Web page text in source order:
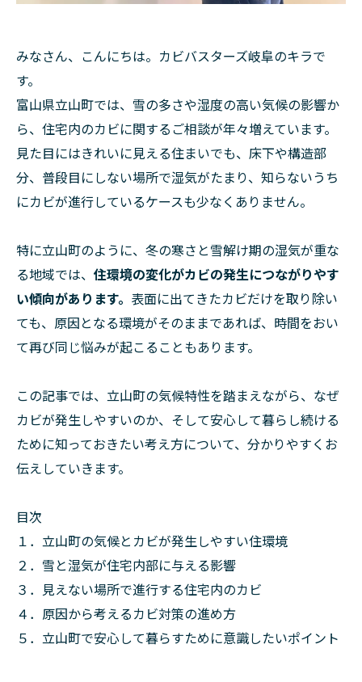
みなさん、こんにちは。カビバスターズ岐阜のキラで
す。
富山県立山町では、雪の多さや湿度の高い気候の影響か
ら、住宅内のカビに関するご相談が年々増えています。
見た目にはきれいに見える住まいでも、床下や構造部
分、普段目にしない場所で湿気がたまり、知らないうち
にカビが進行しているケースも少なくありません。
特に立山町のように、冬の寒さと雪解け期の湿気が重な
る地域では、 住環境の変化がカビの発生につながりやす
い傾向があります。 表面に出てきたカビだけを取り除い
ても、原因となる環境がそのままであれば、時間をおい
て再び同じ悩みが起こることもあります。
この記事では、立山町の気候特性を踏まえながら、なぜ
カビが発生しやすいのか、そして安心して暮らし続ける
ために知っておきたい考え方について、分かりやすくお
伝えしていきます。
目次
１．立山町の気候とカビが発生しやすい住環境
２．雪と湿気が住宅内部に与える影響
３．見えない場所で進行する住宅内のカビ
４．原因から考えるカビ対策の進め方
５．立山町で安心して暮らすために意識したいポイント